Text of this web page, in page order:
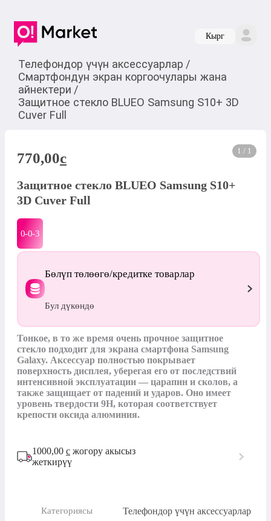
Кырг
Телефондор үчүн аксессуарлар /
Смартфондун экран коргоочулары жана
айнектери /
Защитное стекло BLUEO Samsung S10+ 3D
Cuver Full
1 / 1
770,00c
Защитное стекло BLUEO Samsung S10+
3D Cuver Full
0-0-3
Бөлүп төлөөгө/кредитке товарлар
Бул дүкөндө
Тонкое, в то же время очень прочное защитное
стекло подходит для экрана смартфона Samsung
Galaxy. Аксессуар полностью покрывает
поверхность дисплея, уберегая его от последствий
интенсивной эксплуатации — царапин и сколов, а
также защищает от падений и ударов. Оно имеет
уровень твердости 9Н, которая соответствует
крепости оксида алюминия.
1000,00 с жогору акысыз
жеткирүү
Категориясы Телефондор үчүн аксессуарлар